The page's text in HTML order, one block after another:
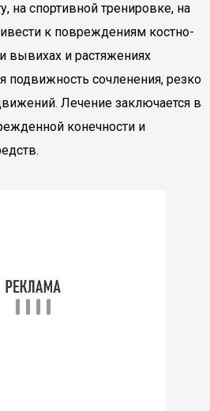
на спортивной тренировке, на
к повреждениям костно-
вывихах и растяжениях
подвижность сочленения, резко
Лечение заключается в
конечности и